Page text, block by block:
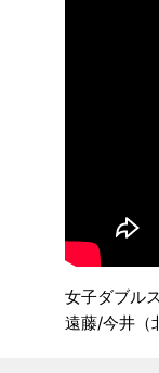
女子ダブル
遠藤/今井（